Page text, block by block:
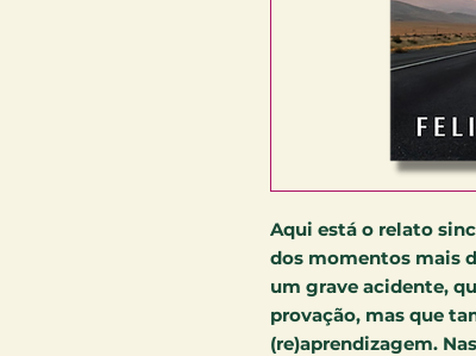
Aqui está o relato
dos momentos mais
um grave acidente,
provação, mas que
(re)aprendizagem.